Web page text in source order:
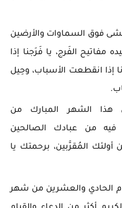
مشى فوق السماوات والأرضين
مفاتيح الفَرج، يا فَرَجنا إذا
إذا انقطعت الأسباب، وحِيل
هذا الشهر المبارك من
فيه من عبادك الصالحين
أولئك المُقرَّبين، برحمتك يا
الحادي والعشرين من شهر